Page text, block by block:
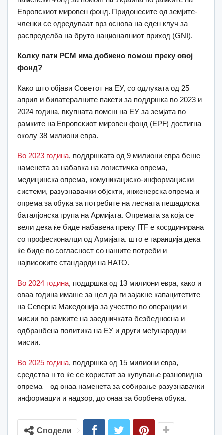
Европскиот мировен фонд. Придонесите од земјите-
членки се одредуваат врз основа на еден клуч за
распределба на бруто националниот приход (GNI).
Колку пати РСМ има добиено помош преку овој
фонд?
Како што објави Советот на ЕУ, со одлуката од 25
април и билатералните пакети за поддршка во 2023 и
2024 година, вкупната помош на ЕУ за земјата во
рамките на Европскиот мировен фонд (EPF) достигна
околу 38 милиони евра.
Во 2023 година, поддршката од 9 милиони евра беше
наменета за набавка на логистичка опрема,
медицинска опрема, комуникациско-информациски
системи, разузнавачки објекти, инженерска опрема и
опрема за обука за потребите на лесната пешадиска
баталјонска група на Армијата. Опремата за која се
вели дека ќе биде набавена преку ITF е координирана
со професионалци од Армијата, што е гаранција дека
ќе биде во согласност со нашите потреби и
највисоките стандарди на НАТО.
Во 2024 година, поддршка од 13 милиони евра, како и
оваа година имаше за цел да ги зајакне капацитетите
на Северна Македонија за учество во операции и
мисии во рамките на заедничката безбедносна и
одбранбена политика на ЕУ и други меѓународни
мисии.
Во 2025 година, поддршка од 15 милиони евра,
средства што ќе се користат за купување разновидна
опрема – од онаа наменета за собирање разузнавачки
информации и надзор, до онаа за борбена обука.
Сподели